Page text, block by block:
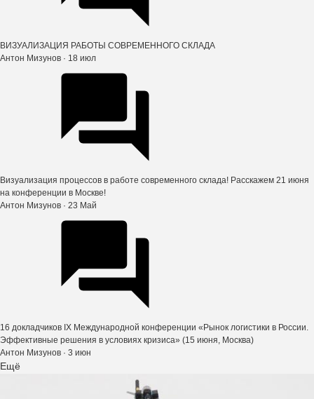
ВИЗУАЛИЗАЦИЯ РАБОТЫ СОВРЕМЕННОГО СКЛАДА
Антон Мизунов · 18 июл
Визуализация процессов в работе современного склада! Расскажем 21 июня
на конференции в Москве!
Антон Мизунов · 23 Май
16 докладчиков IX Международной конференции «Рынок логистики в России.
Эффективные решения в условиях кризиса» (15 июня, Москва)
Антон Мизунов · 3 июн
Ещё